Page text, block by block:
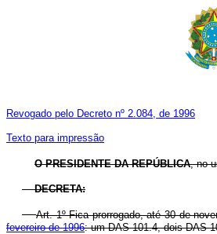
Revogado pelo Decreto nº 2.084, de 1996
Texto para impressão
O PRESIDENTE DA REPÚBLICA, no
DECRETA:
Art. 1º Fica prorrogado, até 30 de
fevereiro de 1996: um DAS 101.4, dois DAS